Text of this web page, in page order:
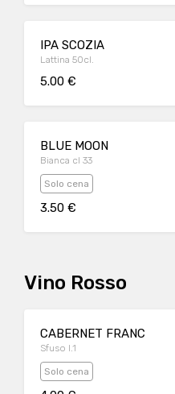
IPA SCOZIA
Lattina 50cl.
5.00 €
BLUE MOON
Bianca cl 33
Solo cena
3.50 €
Vino Rosso
CABERNET FRANC
Sfuso l.1
Solo cena